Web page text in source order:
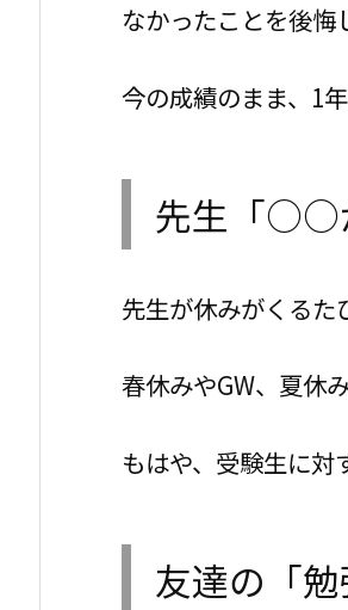
なかったことを後悔
今の成績のまま、1
先生「○○
先生が休みがくる
春休みやGW、夏休
もはや、受験生に対
友達の「